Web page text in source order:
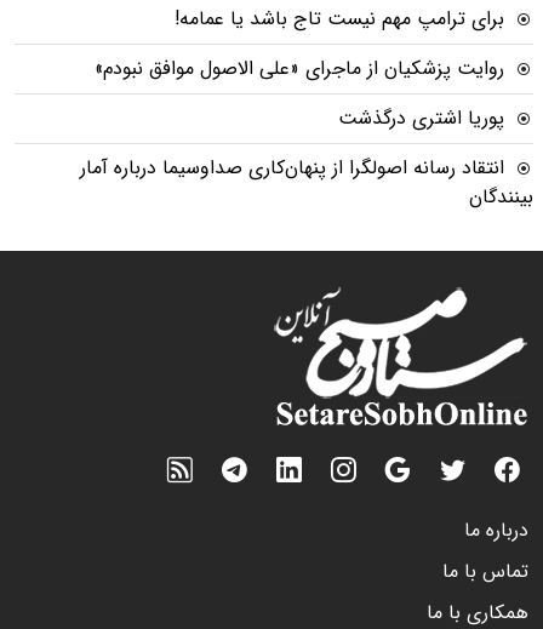
برای ترامپ مهم نیست تاج باشد یا عمامه!
روایت پزشکیان از ماجرای «علی الاصول موافق نبودم»
پوریا اشتری درگذشت
انتقاد رسانه اصولگرا از پنهان‌کاری صداوسیما درباره آمار
بینندگان
درباره ما
تماس با ما
همکاری با ما